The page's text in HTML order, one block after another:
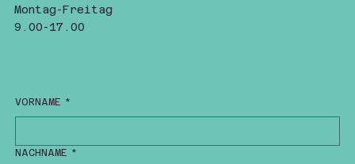
VORNAME *
NACHNAME *
Montag-Freitag
9.00-17.00